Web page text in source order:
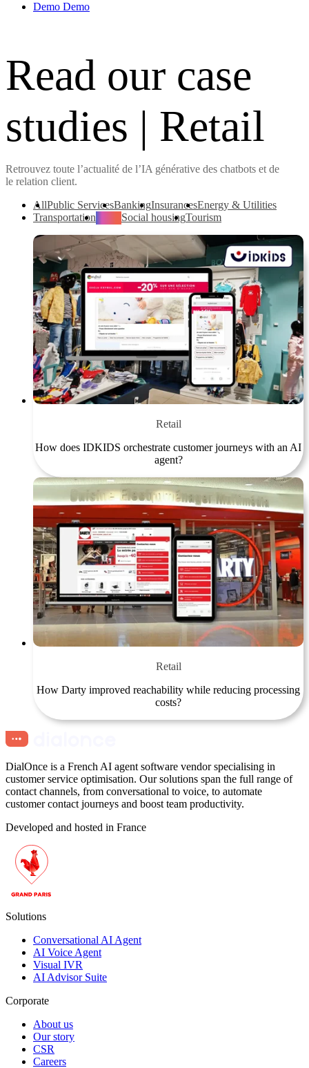
Demo Demo
Read our case
studies | Retail
Retrouvez toute l’actualité de l’IA générative des chatbots et de
le relation client.
AllPublic ServicesBankingInsurancesEnergy & Utilities
Transportation
Social housingTourism
Retail
How does IDKIDS orchestrate customer journeys with an AI
agent?
Retail
How Darty improved reachability while reducing processing
costs?
DialOnce is a French AI agent software vendor specialising in
customer service optimisation. Our solutions span the full range of
contact channels, from conversational to voice, to automate
customer contact journeys and boost team productivity.
Developed and hosted in France
Solutions
Conversational AI Agent
AI Voice Agent
Visual IVR
AI Advisor Suite
Corporate
About us
Our story
CSR
Careers